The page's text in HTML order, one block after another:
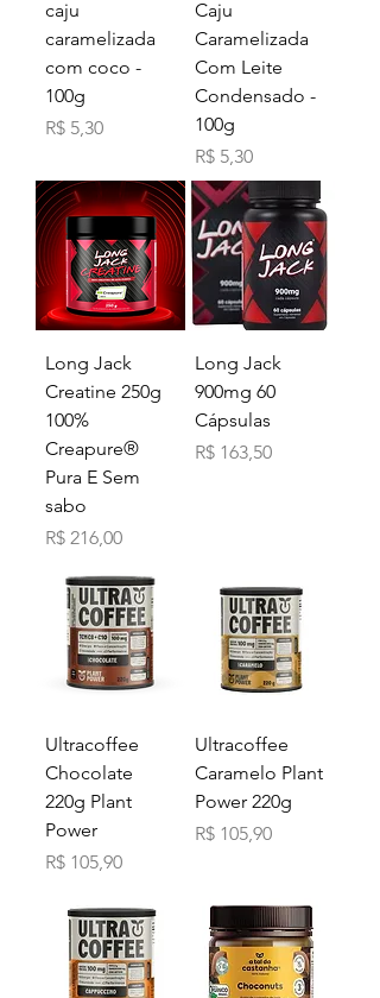
caju
caramelizada
com coco -
100g
Preço
R$ 5,30
Caju
Caramelizada
Com Leite
Condensado -
100g
Preço
R$ 5,30
Long Jack
Creatine 250g
100%
Creapure®
Pura E Sem
sabo
Preço
R$ 216,00
Long Jack
900mg 60
Cápsulas
Preço
R$ 163,50
Ultracoffee
Chocolate
220g Plant
Power
Preço
R$ 105,90
Ultracoffee
Caramelo Plant
Power 220g
Preço
R$ 105,90